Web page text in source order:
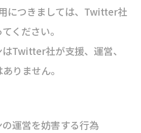
につきましては、Twitter社
ください。
はTwitter社が支援、運営、
りません。
の運営を妨害する行為